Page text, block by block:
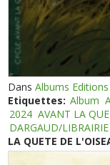
DansAlbums
Etiquettes: Album
2024 AVANT LA
DARGAUD/
LA QUETE DE